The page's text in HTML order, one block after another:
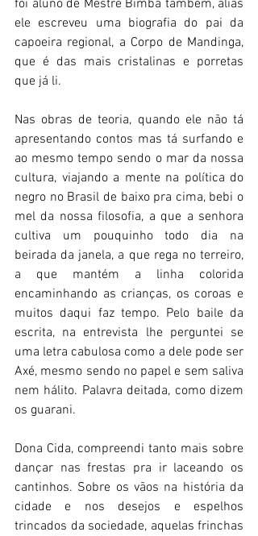
foi aluno de Mestre Bimba também, aliás
ele escreveu uma biografia do pai da
capoeira regional, a Corpo de Mandinga,
que é das mais cristalinas e porretas
que já li.
Nas obras de teoria, quando ele não tá
apresentando contos mas tá surfando e
ao mesmo tempo sendo o mar da nossa
cultura, viajando a mente na política do
negro no Brasil de baixo pra cima, bebi o
mel da nossa filosofia, a que a senhora
cultiva um pouquinho todo dia na
beirada da janela, a que rega no terreiro,
a que mantém a linha colorida
encaminhando as crianças, os coroas e
muitos daqui faz tempo. Pelo baile da
escrita, na entrevista lhe perguntei se
uma letra cabulosa como a dele pode ser
Axé, mesmo sendo no papel e sem saliva
nem hálito. Palavra deitada, como dizem
os guarani.
Dona Cida, compreendi tanto mais sobre
dançar nas frestas pra ir laceando os
cantinhos. Sobre os vãos na história da
cidade e nos desejos e espelhos
trincados da sociedade, aquelas frinchas